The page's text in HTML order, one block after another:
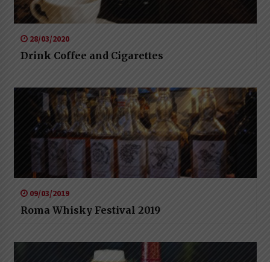
28/03/2020
Drink Coffee and Cigarettes
09/03/2019
Roma Whisky Festival 2019